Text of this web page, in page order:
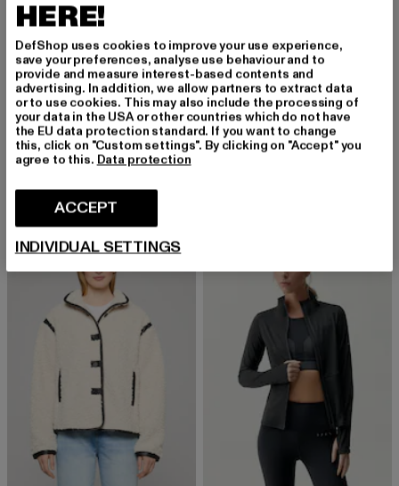
AIMN
Sense
71,99 EUR
Prix courant: 71,99 EUR
79,99 EURPrix en promotion: 79,99 EUR
NOISY MAY
NMIVORY
-40%
HERE!
DefShop uses cookies to improve your use experience,
save your preferences, analyse use behaviour and to
provide and measure interest-based contents and
advertising. In addition, we allow partners to extract data
or to use cookies. This may also include the processing of
your data in the USA or other countries which do not have
the EU data protection standard. If you want to change
this, click on "Custom settings". By clicking on "Accept" you
agree to this. Data protection
ACCEPT
INDIVIDUAL SETTINGS